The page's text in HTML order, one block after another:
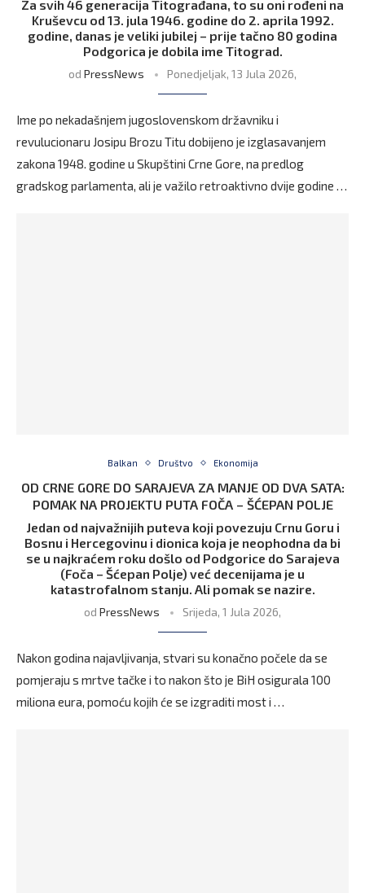
Za svih 46 generacija Titograđana, to su oni rođeni na
Kruševcu od 13. jula 1946. godine do 2. aprila 1992.
godine, danas je veliki jubilej – prije tačno 80 godina
Podgorica je dobila ime Titograd.
od PressNews Ponedjeljak, 13 Jula 2026,
Ime po nekadašnjem jugoslovenskom državniku i
revulucionaru Josipu Brozu Titu dobijeno je izglasavanjem
zakona 1948. godine u Skupštini Crne Gore, na predlog
gradskog parlamenta, ali je važilo retroaktivno dvije godine …
Balkan Društvo Ekonomija
OD CRNE GORE DO SARAJEVA ZA MANJE OD DVA SATA:
POMAK NA PROJEKTU PUTA FOČA – ŠĆEPAN POLJE
Jedan od najvažnijih puteva koji povezuju Crnu Goru i
Bosnu i Hercegovinu i dionica koja je neophodna da bi
se u najkraćem roku došlo od Podgorice do Sarajeva
(Foča – Šćepan Polje) već decenijama je u
katastrofalnom stanju. Ali pomak se nazire.
od PressNews Srijeda, 1 Jula 2026,
Nakon godina najavljivanja, stvari su konačno počele da se
pomjeraju s mrtve tačke i to nakon što je BiH osigurala 100
miliona eura, pomoću kojih će se izgraditi most i …